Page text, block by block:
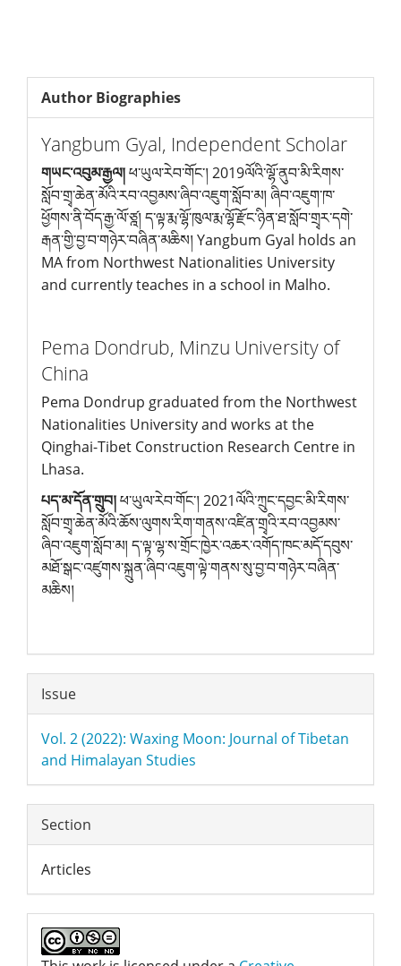
Author Biographies
Yangbum Gyal, Independent Scholar
གཡང་འབུམ་རྒྱལ།ཕ་ཡུལ་རེབ་གོང་། 2019ལོའི་ལྷོ་ནུབ་མི་རིགས་
སློབ་གྲྭ་ཆེན་མོའི་རབ་འབྱམས་ཞིབ་འཇུག་སློབ་མ། ཞིབ་འཇུག་ཁ་
ཕྱོགས་ནི་བོད་རྒྱ་ལོ་ཙྰ། ད་ལྟ་རྨ་ལྷོ་ཁུལ་རྨ་ལྷོ་རྫོང་ཉིན་ཐ་སློབ་གྲྭར་དགེ་
རྒན་གྱི་བྱ་བ་གཉེར་བཞིན་མཆིས། Yangbum Gyal holds an
MA from Northwest Nationalities University
and currently teaches in a school in Malho.
Pema Dondrub, Minzu University of
China
Pema Dondrup graduated from the Northwest
Nationalities University and works at the
Qinghai-Tibet Construction Research Centre in
Lhasa.
པད་མ་དོན་གྲུབ།ཕ་ཡུལ་རེབ་གོང་། 2021ལོའི་ཀྲུང་དབྱང་མི་རིགས་
སློབ་གྲྭ་ཆེན་མོའི་ཆོས་ལུགས་རིག་གནས་འཛིན་གྲྭའི་རབ་འབྱམས་
ཞིབ་འཇུག་སློབ་མ། ད་ལྟ་ལྷ་ས་གྲོང་ཁྱེར་འཆར་འགོད་ཁང་མདོ་དབུས་
མཐོ་སྒང་འཛུགས་སྐྲུན་ཞིབ་འཇུག་ལྟེ་གནས་སུ་བྱ་བ་གཉེར་བཞིན་
མཆིས།
Article
Details
Issue
Vol. 2 (2022): Waxing Moon: Journal of Tibetan
and Himalayan Studies
Section
Articles